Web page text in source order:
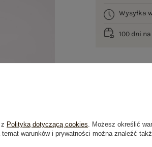
Wysyłka
100 dni
Polityką dotyczącą cookies . Możesz określić
warunków i prywatności można znaleźć